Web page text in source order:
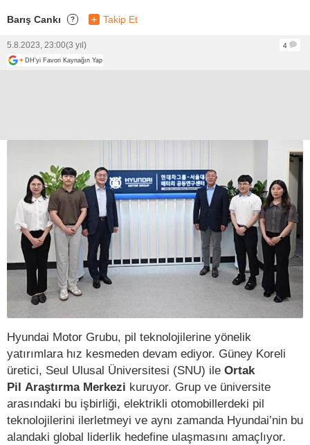
Barış Cankı ? + Takip Et
5.8.2023, 23:00(3 yıl)
4
+ DH'yi Favori Kaynağın Yap
Hyundai Motor Grubu, pil teknolojilerine yönelik
yatırımlara hız kesmeden devam ediyor. Güney Koreli
üretici, Seul Ulusal Üniversitesi (SNU) ile Ortak
Pil Araştırma Merkezi kuruyor. Grup ve üniversite
arasındaki bu işbirliği, elektrikli otomobillerdeki pil
teknolojilerini ilerletmeyi ve aynı zamanda Hyundai’nin bu
alandaki global liderlik hedefine ulaşmasını amaçlıyor.